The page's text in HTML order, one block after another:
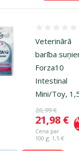
Veterinārā
barība
Forza10
Intestinal
Mini/Toy,
Oriģinālā
26,99 €
Cena
21,98 €
Cena par
100 g: 1,5 €